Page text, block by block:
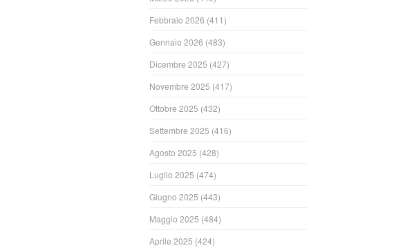
Febbraio 2026 (411)
Gennaio 2026 (483)
Dicembre 2025 (427)
Novembre 2025 (417)
Ottobre 2025 (432)
Settembre 2025 (416)
Agosto 2025 (428)
Luglio 2025 (474)
Giugno 2025 (443)
Maggio 2025 (484)
Aprile 2025 (424)